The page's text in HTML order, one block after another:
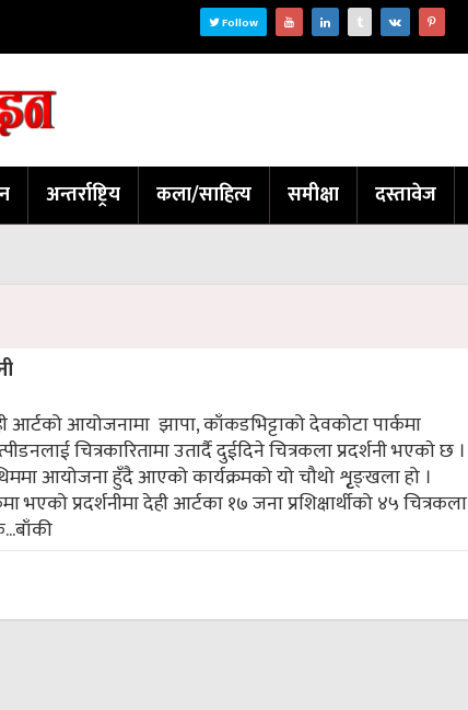
Follow
अन्तर्राष्ट्रिय कला/साहित्य समीक्षा दस्तावेज
आर्टको आयोजनामा झापा, काँकडभिट्टाको देवकोटा पार्कमा
चित्रकारितामा उतार्दै दुईदिने चित्रकला प्रदर्शनी भएकाे छ ।
थिममा आयोजना हुँदै आएको कार्यक्रमको यो चौथो शृृङ्खला हो ।
भएको प्रदर्शनीमा देही आर्टका १७ जना प्रशिक्षार्थीको ४५ चित्रकला
बाँकी